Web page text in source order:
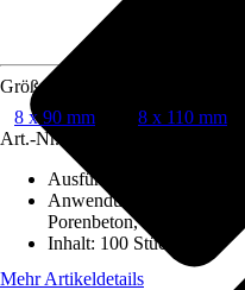
Größe
8 x 90 mm
8 x 110 mm
Art.-Nr.
Ausführung
Anwendungsbereich
Porenbeton, Lochstein
Inhalt: 100 Stück
Mehr Artikeldetails